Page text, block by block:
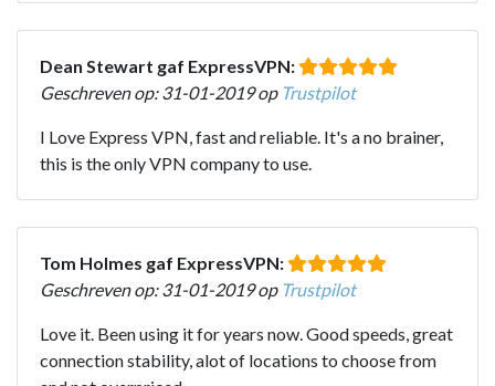
Dean Stewart gaf ExpressVPN:
Geschreven op: 31-01-2019 op Trustpilot
I Love Express VPN, fast and reliable. It's a no brainer,
this is the only VPN company to use.
Tom Holmes gaf ExpressVPN:
Geschreven op: 31-01-2019 op Trustpilot
Love it. Been using it for years now. Good speeds, great
connection stability, alot of locations to choose from